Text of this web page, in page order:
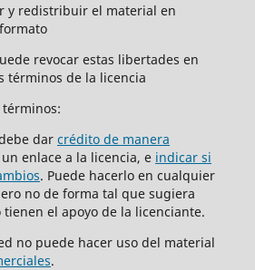
y redistribuir el material en
revocar estas libertades en
términos de la licencia
dar crédito de manera
enlace a la licencia, e indicar si
. Puede hacerlo en cualquier
no de forma tal que sugiera
el apoyo de la licenciante.
no puede hacer uso del material
.